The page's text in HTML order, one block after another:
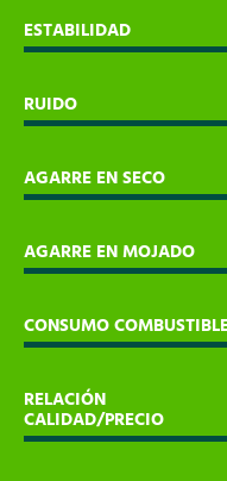
ESTABILIDAD
RUIDO
AGARRE EN SECO
AGARRE EN MOJADO
CONSUMO
RELACIÓN
CALIDAD/PRECIO